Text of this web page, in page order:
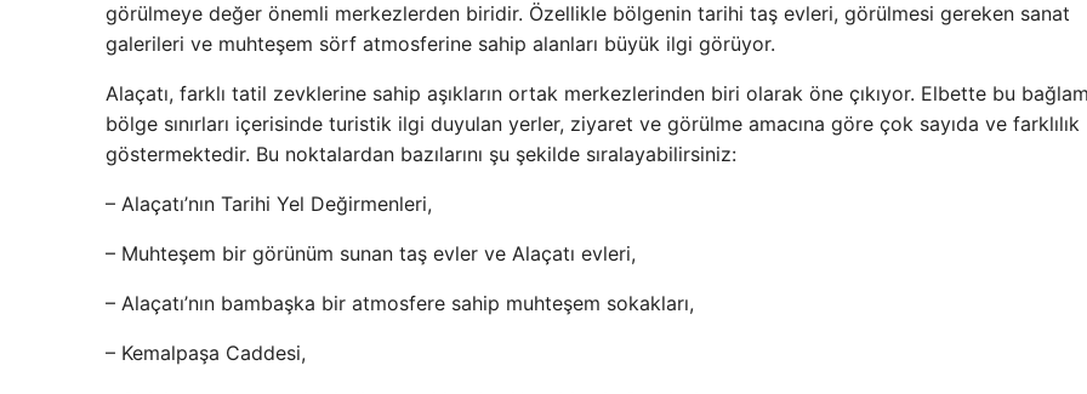
görülmeye değer önemli merkezlerden biridir. Özellikle bölgenin tarihi taş evleri, görülmesi gereken sanat
galerileri ve muhteşem sörf atmosferine sahip alanları büyük ilgi görüyor.
Alaçatı, farklı tatil zevklerine sahip aşıkların ortak merkezlerinden biri olarak öne çıkıyor. Elbette bu
bölge sınırları içerisinde turistik ilgi duyulan yerler, ziyaret ve görülme amacına göre çok sayıda ve farklılık
göstermektedir. Bu noktalardan bazılarını şu şekilde sıralayabilirsiniz:
– Alaçatı’nın Tarihi Yel Değirmenleri,
– Muhteşem bir görünüm sunan taş evler ve Alaçatı evleri,
– Alaçatı’nın bambaşka bir atmosfere sahip muhteşem sokakları,
– Kemalpaşa Caddesi,